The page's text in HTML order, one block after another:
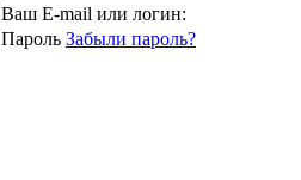
Ваш E-mail или логин:
Пароль Забыли пароль?